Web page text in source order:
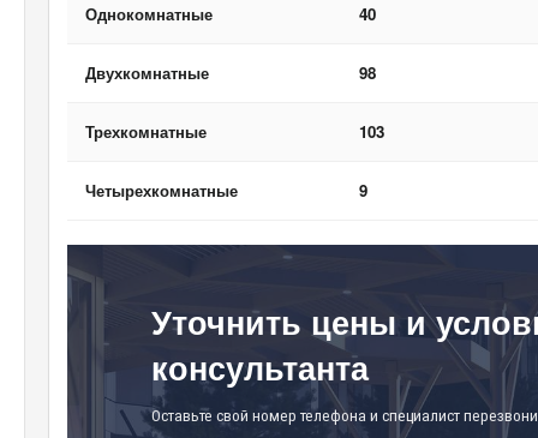
Однокомнатные 40
Двухкомнатные 98
Трехкомнатные 103
Четырехкомнатные 9
Уточнить цены и
консультанта
Оставьте свой номер телефона и специалист